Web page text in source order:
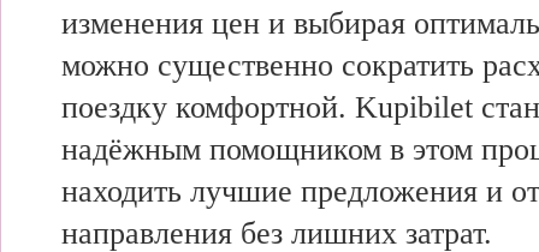
изменения цен и выбирая
можно существенно сократить
поездку комфортной. Kupibilet
надёжным помощником в этом
находить лучшие предложения и
направления без лишних затрат.